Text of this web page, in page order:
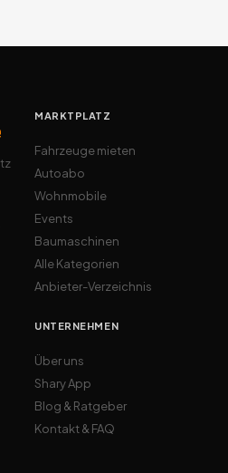
MARKTPLATZ
Fahrzeuge mieten
Autoabo
Wohnmobile
Events
Baumaschinen
Alle Kategorien
Anbieter-Verzeichnis
UNTERNEHMEN
Über uns
Shary App
Blog & Ratgeber
Kontakt & FAQ